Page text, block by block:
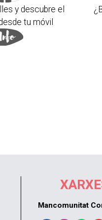
y descubre el
tu móvil
Mancomunitat